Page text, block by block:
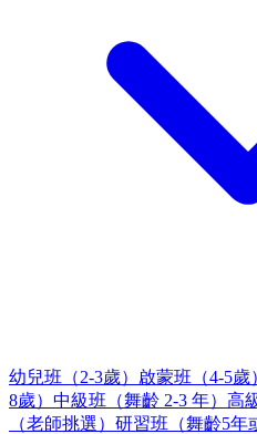
幼兒班（2-3歲） 啟蒙班（4-5歲
8歲） 中級班（舞齡 2-3 年） 高
（老師挑選） 研習班（舞齡5年